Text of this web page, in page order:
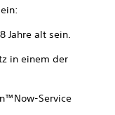
alt sein.
einem der
Service